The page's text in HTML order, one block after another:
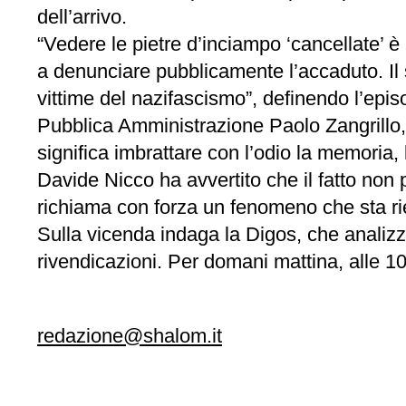
dell’arrivo.
“Vedere le pietre d’inciampo
a denunciare pubblicamente l’accaduto.
vittime del nazifascismo”, definendo
Pubblica Amministrazione Paolo
significa imbrattare con l’odio la
Davide Nicco ha avvertito che il fatto non
richiama con forza un fenomeno che sta
Sulla vicenda indaga la Digos, che
rivendicazioni. Per domani mattina, alle
redazione@shalom.it